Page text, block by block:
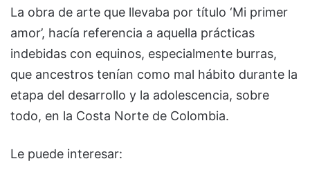
La obra de arte que llevaba por título ‘Mi primer
amor’, hacía referencia a aquella prácticas
indebidas con equinos, especialmente burras,
que ancestros tenían como mal hábito durante la
etapa del desarrollo y la adolescencia, sobre
todo, en la Costa Norte de Colombia.
Le puede interesar: